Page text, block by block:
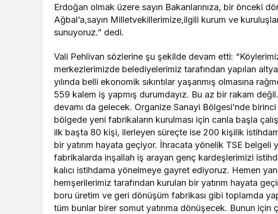
Erdoğan olmak üzere sayın Bakanlarınıza, bir önceki
Ağbal’a,sayın Milletvekillerimize,ilgili kurum ve
sunuyoruz.” dedi.
Vali Pehlivan sözlerine şu şekilde devam etti:
merkezlerimizde belediyelerimiz tarafından yapılan
yılında belli ekonomik sıkıntılar yaşanmış olmasına
559 kalem iş yapmış durumdayız. Bu az bir rakam
devamı da gelecek. Organize Sanayi Bölgesi’nde
bölgede yeni fabrikaların kurulması için canla başla
ilk başta 80 kişi, ilerleyen süreçte ise 200 kişilik
bir yatırım hayata geçiyor. İhracata yönelik TSE
fabrikalarda inşallah iş arayan genç kardeşlerimizi
kalıcı istihdama yönelmeye gayret ediyoruz. Hemen
hemşerilerimiz tarafından kurulan bir yatırım hayata
boru üretim ve geri dönüşüm fabrikası gibi toplamda
tüm bunlar birer somut yatırıma dönüşecek. Bunun için